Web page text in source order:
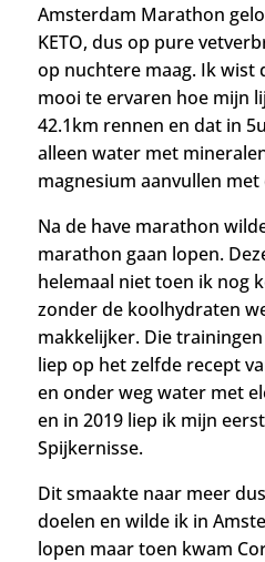
Amsterdam Marathon
KETO, dus op pure
op nuchtere maag. Ik wist
mooi te ervaren hoe mijn
42.1km rennen en dat in
alleen water met
magnesium aanvullen
Na de have marathon
marathon gaan lopen.
helemaal niet toen ik nog
zonder de koolhydraten
makkelijker. Die
liep op het zelfde recept
en onder weg water met
en in 2019 liep ik mijn
Spijkernisse.
Dit smaakte naar meer
doelen en wilde ik in
lopen maar toen kwam